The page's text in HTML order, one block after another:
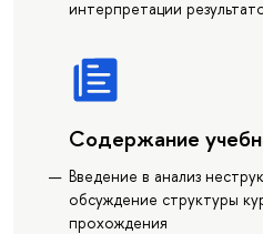
интерпретации
Содержание
Введение в анализ
обсуждение структуры
прохождения